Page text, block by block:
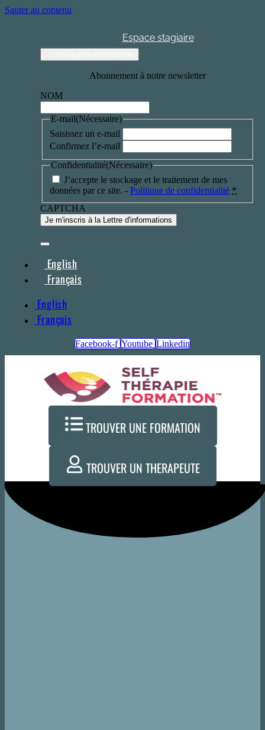
Sauter au contenu
Espace stagiaire
Abonnement à notre newsletter
NOM
E-mail(Nécessaire)
Saisissez un e-mail
Confirmez l’e-mail
Confidentialité(Nécessaire)
J‘accepte le stockage et le traitement de mes
données par ce site. - Politique de confidentialité *
CAPTCHA
English
Français
English
Français
Facebook-f Youtube Linkedin
TROUVER UNE FORMATION
TROUVER UN THERAPEUTE